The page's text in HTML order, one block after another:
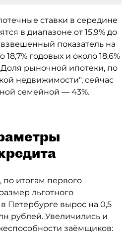
ставки в середине
в диапазоне от 15,9% до
показатель на
годовых и около 18,6%
рыночной ипотеки, по
недвижимости", сейчас
семейной — 43%.
по итогам первого
льготного
Петербурге вырос на 0,5
рублей. Увеличились и
заёмщиков: